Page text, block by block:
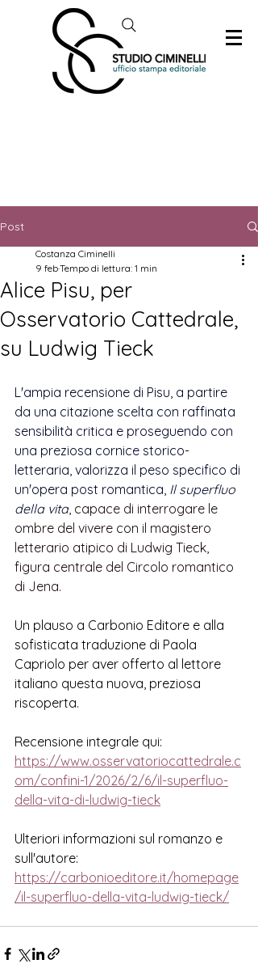
Post
Alice Pisu, per
Osservatorio Cattedrale,
su Ludwig Tieck
Costanza Ciminelli
9 febTempo di lettura: 1 min
L'ampia recensione di Pisu, a partire
da una citazione scelta con raffinata
sensibilità critica e proseguendo con
una preziosa cornice storico-
letteraria, valorizza il peso specifico di
un'opera post romantica, Il superfluo
della vita, capace di interrogare le
ombre del vivere con il magistero
letterario atipico di Ludwig Tieck,
figura centrale del Circolo romantico
di Jena.
Un plauso a Carbonio Editore e alla
sofisticata traduzione di Paola
Capriolo per aver offerto al lettore
italiano questa nuova, preziosa
riscoperta.
Recensione integrale qui:
https://www.osservatoriocattedrale.c
om/confini-1/2026/2/6/il-superfluo-
della-vita-di-ludwig-tieck
Ulteriori informazioni sul romanzo e
sull'autore:
https://carbonioeditore.it/homepage
/il-superfluo-della-vita-ludwig-tieck/